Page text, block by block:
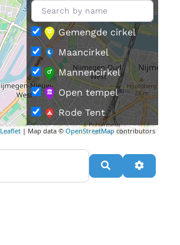
Leaflet | Map data © OpenStreetMap contributors
Gemengde cirkel
Maancirkel
Mannencirkel
Open tempel
Rode Tent
Vrouwencirkel
Search